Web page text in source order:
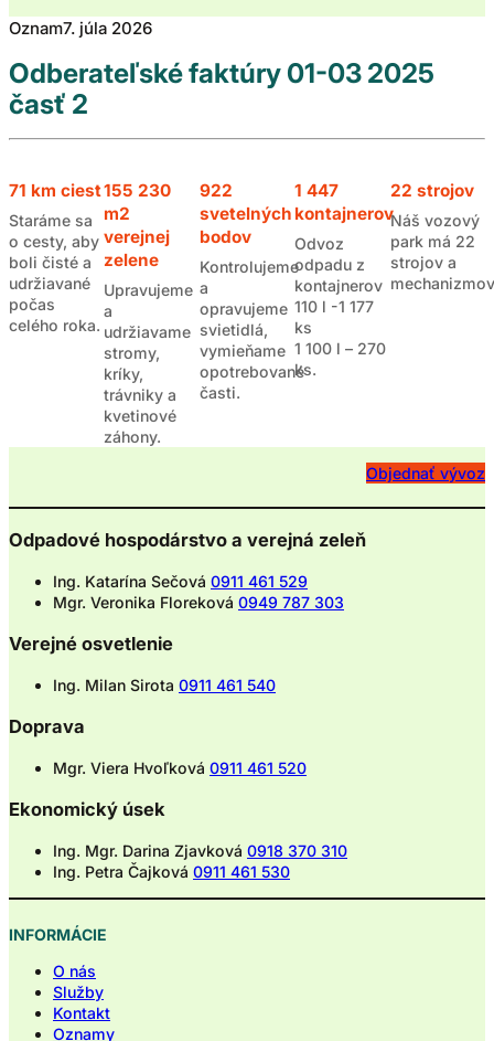
Oznam7. júla 2026
Odberateľské faktúry 01-03 2025
časť 2
71 km ciest
Staráme sa
o cesty, aby
boli čisté a
udržiavané
počas
celého roka.
155 230
m2
verejnej
zelene
Upravujeme
a
udržiavame
stromy,
kríky,
trávniky a
kvetinové
záhony.
922
svetelných
bodov
Kontrolujeme
a
opravujeme
svietidlá,
vymieňame
opotrebované
časti.
1 447
kontajnerov
Odvoz
odpadu z
kontajnerov
110 l -1 177
ks
1 100 l – 270
ks.
22 strojov
Náš vozový
park má 22
strojov a
Objednať vývoz
Odpadové hospodárstvo a verejná zeleň
Ing. Katarína Sečová 0911 461 529
Mgr. Veronika Floreková 0949 787 303
Verejné osvetlenie
Ing. Milan Sirota 0911 461 540
Doprava
Mgr. Viera Hvoľková 0911 461 520
Ekonomický úsek
Ing. Mgr. Darina Zjavková 0918 370 310
Ing. Petra Čajková 0911 461 530
INFORMÁCIE
O nás
Služby
Kontakt
Oznamy